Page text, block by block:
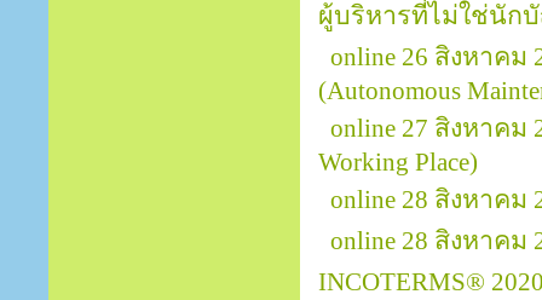
ผู้บริหารที่ไม่ใช่นัก
online 26 สิงหาคม
(Autonomous
online 27 สิงหาคม
Working Place)
online 28 สิงหาคม
online 28 สิงหาคม
INCOTERMS®